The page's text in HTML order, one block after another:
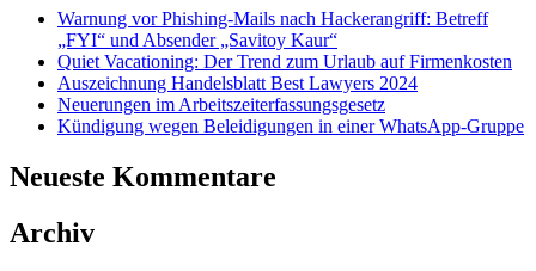
Warnung vor Phishing-Mails nach Hackerangriff: Betreff
„FYI“ und Absender „Savitoy Kaur“
Quiet Vacationing: Der Trend zum Urlaub auf Firmenkosten
Auszeichnung Handelsblatt Best Lawyers 2024
Neuerungen im Arbeitszeiterfassungsgesetz
Kündigung wegen Beleidigungen in einer WhatsApp-Gruppe
Neueste Kommentare
Archiv